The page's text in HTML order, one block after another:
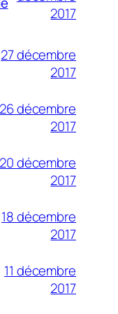
2017
27 décembre
2017
26 décembre
2017
20 décembre
2017
18 décembre
2017
11 décembre
2017